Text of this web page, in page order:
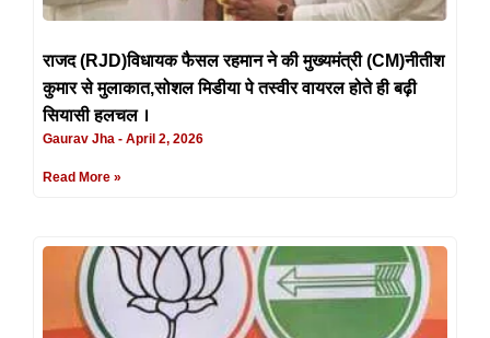
राजद (RJD)विधायक फैसल रहमान ने की मुख्यमंत्री (CM)नीतीश
कुमार से मुलाकात,सोशल मिडीया पे तस्वीर वायरल होते ही बढ़ी
सियासी हलचल ।
Gaurav Jha April 2, 2026
Read More »